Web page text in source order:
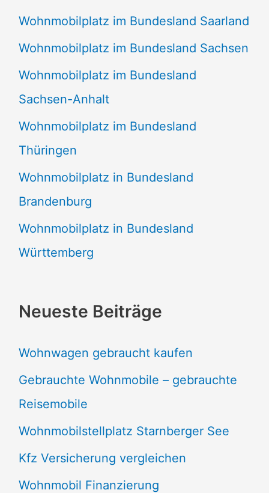
Wohnmobilplatz im Bundesland Saarland
Wohnmobilplatz im Bundesland Sachsen
Wohnmobilplatz im Bundesland
Sachsen-Anhalt
Wohnmobilplatz im Bundesland
Thüringen
Wohnmobilplatz in Bundesland
Brandenburg
Wohnmobilplatz in Bundesland
Württemberg
Neueste Beiträge
Wohnwagen gebraucht kaufen
Gebrauchte Wohnmobile – gebrauchte
Reisemobile
Wohnmobilstellplatz Starnberger See
Kfz Versicherung vergleichen
Wohnmobil Finanzierung